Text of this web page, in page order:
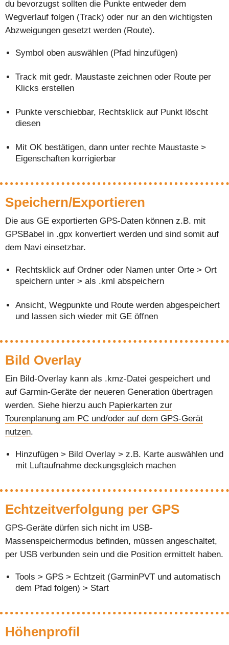
du bevorzugst sollten die Punkte entweder dem
Wegverlauf folgen (Track) oder nur an den wichtigsten
Abzweigungen gesetzt werden (Route).
Symbol oben auswählen (Pfad hinzufügen)
Track mit gedr. Maustaste zeichnen oder Route per
Klicks erstellen
Punkte verschiebbar, Rechtsklick auf Punkt löscht
diesen
Mit OK bestätigen, dann unter rechte Maustaste >
Eigenschaften korrigierbar
Speichern/Exportieren
Die aus GE exportierten GPS-Daten können z.B. mit
GPSBabel in .gpx konvertiert werden und sind somit auf
dem Navi einsetzbar.
Rechtsklick auf Ordner oder Namen unter Orte > Ort
speichern unter > als .kml abspeichern
Ansicht, Wegpunkte und Route werden abgespeichert
und lassen sich wieder mit GE öffnen
Bild Overlay
Ein Bild-Overlay kann als .kmz-Datei gespeichert und
auf Garmin-Geräte der neueren Generation übertragen
werden. Siehe hierzu auch Papierkarten zur
Tourenplanung am PC und/oder auf dem GPS-Gerät
nutzen.
Hinzufügen > Bild Overlay > z.B. Karte auswählen und
mit Luftaufnahme deckungsgleich machen
Echtzeitverfolgung per GPS
GPS-Geräte dürfen sich nicht im USB-
Massenspeichermodus befinden, müssen angeschaltet,
per USB verbunden sein und die Position ermittelt haben.
Tools > GPS > Echtzeit (GarminPVT und automatisch
dem Pfad folgen) > Start
Höhenprofil